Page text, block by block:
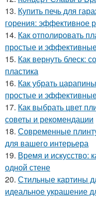
13. Купить печь для
горения: эффективное
14. Как отполировать
простые и
15. Как вернуть блеск:
пластика
16. Как убрать
простые и
17. Как выбрать цвет
советы и рекомендации
18. Современные
для вашего интерьера
19. Время и искусство:
одной стене
20. Стильные картины
идеальное украшение